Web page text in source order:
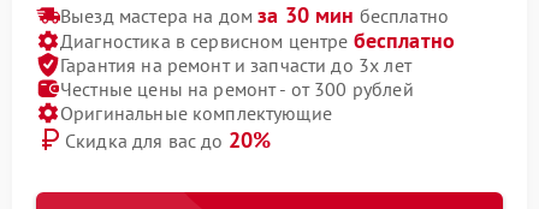
Выезд мастера на домза 30 мин бесплатно
Диагностика в сервисном центре бесплатно
Гарантия на ремонт и запчасти до 3х лет
Честные цены на ремонт - от 300 рублей
Оригинальные комплектующие
Скидка для вас до 20%